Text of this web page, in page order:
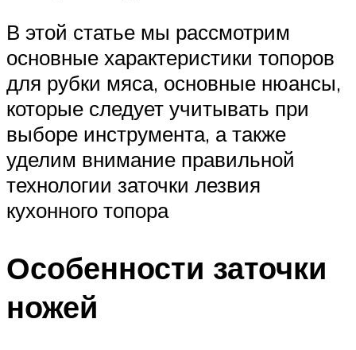
В этой статье мы рассмотрим
основные характеристики топоров
для рубки мяса, основные нюансы,
которые следует учитывать при
выборе инструмента, а также
уделим внимание правильной
технологии заточки лезвия
кухонного топора
Особенности заточки
ножей